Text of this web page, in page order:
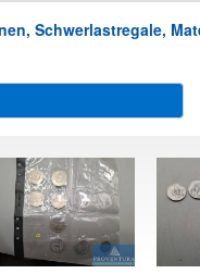
Schwerlastregale,